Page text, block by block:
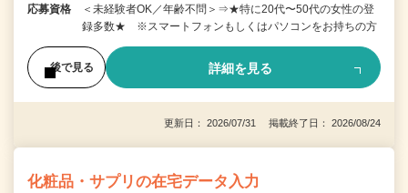
応募資格
＜未経験者OK／年齢不問＞⇒★特に20代〜50代の女性の登
録多数★ ※スマートフォンもしくはパソコンをお持ちの方
後で見る 詳細を見る
更新日： 2026/07/31 掲載終了日： 2026/08/24
化粧品・サプリの在宅データ入力